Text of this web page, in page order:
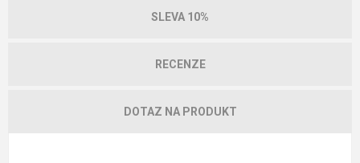
SLEVA 10%
RECENZE
DOTAZ NA PRODUKT